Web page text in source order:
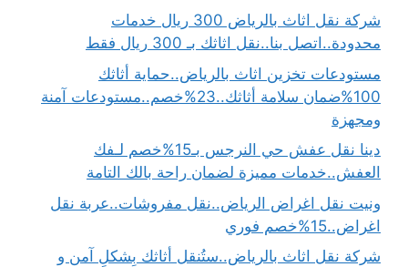
شركة نقل اثاث بالرياض 300 ريال خدمات
محدودة..اتصل بنا..نقل اثاثك بـ 300 ريال فقط
مستودعات تخزين اثاث بالرياض..حماية أثاثك
100%ضمان سلامة أثاثك..23%خصم..مستودعات آمنة
ومجهزة
دينا نقل عفش حي النرجس بـ15%خصم لـفك
العفش..خدمات مميزة لضمان راحة بالك التامة
ونيت نقل اغراض الرياض..نقل مفروشات..عربة نقل
اغراض..15%خصم فوري
شركة نقل اثاث بالرياض..ستُنقل أثاثك بِشكلٍ آمن و